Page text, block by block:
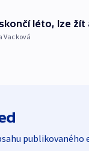
skončí léto, lze
Vacková